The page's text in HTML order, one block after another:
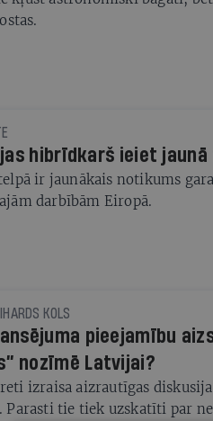
hibrīdkarš ieiet jaunā
ir jaunākais notikums
darbībām Eiropā.
KOLS
pieejamību
nozīmē Latvijai?
izraisa aizrautīgas
Parasti tie tiek uzskatīti par